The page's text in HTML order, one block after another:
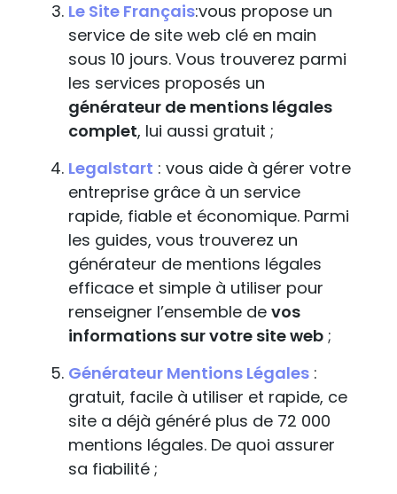
Le Site Français:vous propose un
service de site web clé en main
sous 10 jours. Vous trouverez parmi
les services proposés un
générateur de mentions légales
complet, lui aussi gratuit ;
Legalstart : vous aide à gérer votre
entreprise grâce à un service
rapide, fiable et économique. Parmi
les guides, vous trouverez un
générateur de mentions légales
efficace et simple à utiliser pour
renseigner l’ensemble de vos
informations sur votre site web ;
Générateur Mentions Légales :
gratuit, facile à utiliser et rapide, ce
site a déjà généré plus de 72 000
mentions légales. De quoi assurer
sa fiabilité ;